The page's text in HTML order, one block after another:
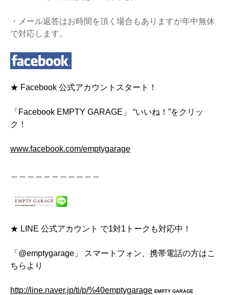
・メール返答はお時間を頂く場合もありますが年中無休
で対応します。
★ Facebook 公式アカウントスタート！
「Facebook EMPTY GARAGE」 “いいね！”をクリッ
ク！
www.facebook.com/emptygarage
★ LINE 公式アカウント で1対1トークも対応中！
「@emptygarage」 スマートフォン、携帯電話の方はこ
ちらより
http://line.naver.jp/ti/p/%40emptygarage EMPTY GARAGE